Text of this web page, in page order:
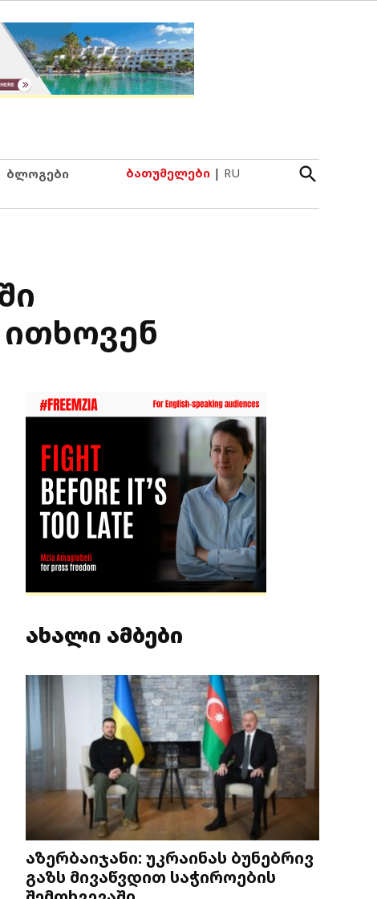
ბლოგები ბათუმელები | RU
Open
Search
ახალი ამბები
აზერბაიჯანი: უკრაინას ბუნებრივ
გაზს მივაწვდით საჭიროების